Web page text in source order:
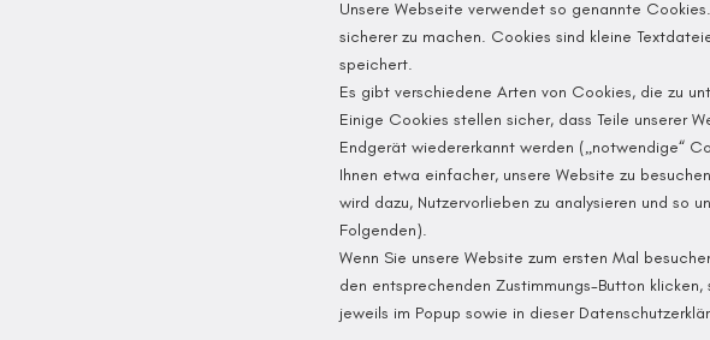
Unsere Webseite verwendet so genannte
sicherer zu machen. Cookies sind kleine
speichert.
Es gibt verschiedene Arten von Cookies, die zu
Einige Cookies stellen sicher, dass Teile unserer
Endgerät wiedererkannt werden („notwendige“
Ihnen etwa einfacher, unsere Website zu
wird dazu, Nutzervorlieben zu analysieren und so
Folgenden).
Wenn Sie unsere Website zum ersten Mal
den entsprechenden Zustimmungs-Button
jeweils im Popup sowie in dieser